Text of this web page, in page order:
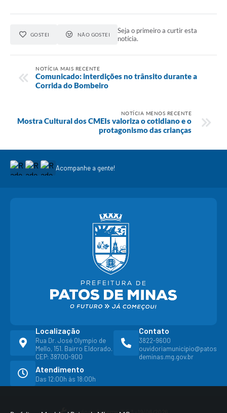
GOSTEI NÃO GOSTEI
Seja o primeiro a curtir esta
notícia.
NOTÍCIA MAIS RECENTE
Comunicado: interdições no trânsito durante a
Corrida do Bombeiro
NOTÍCIA MENOS RECENTE
Mostra Cultural dos CMEIs valoriza o cotidiano e o
protagonismo das crianças
Acompanhe a gente!
Localização
Rua Dr. José Olympio de
Mello, 151. Bairro Eldorado.
CEP: 38700-900
Contato
3822-9600
ouvidoriamunicipio@patos
deminas.mg.gov.br
Atendimento
Das 12:00h às 18:00h
Versão do Sistema:3.5.3 - 19/06/2026